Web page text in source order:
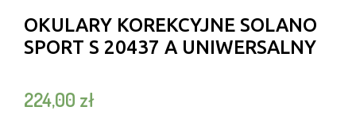
OKULARY KOREKCYJNE SOLANO
SPORT S 20437 A UNIWERSALNY
224,00 zł